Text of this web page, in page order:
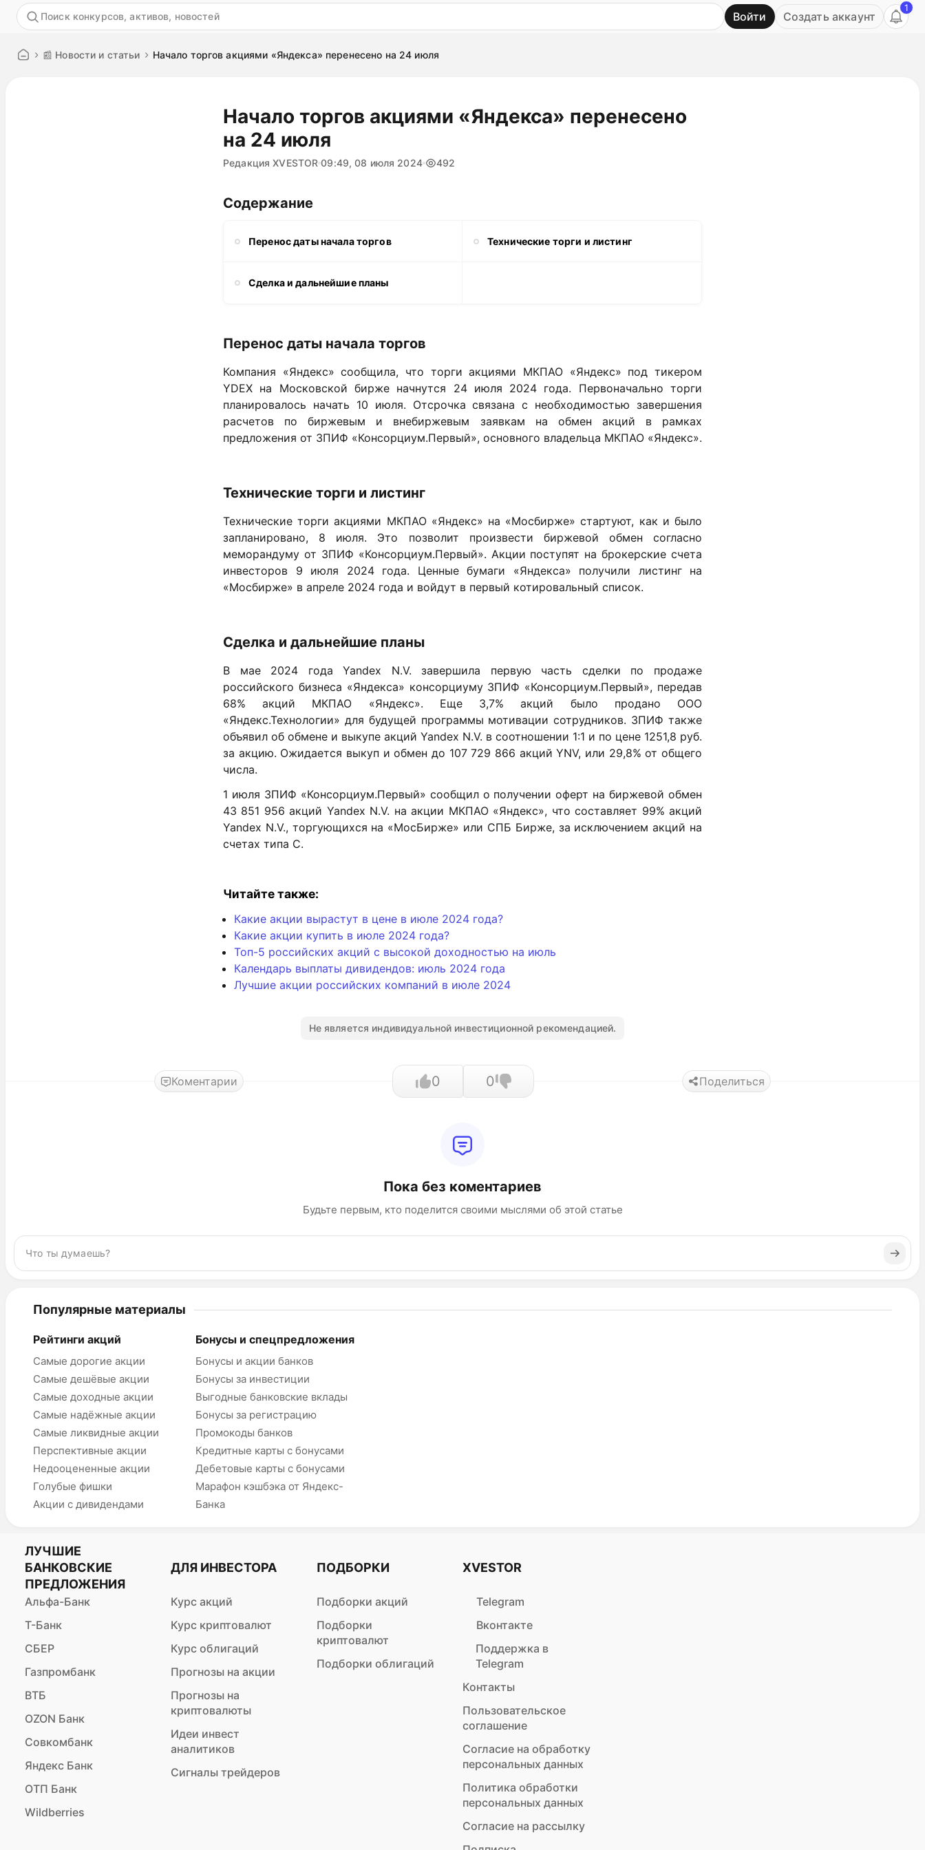
Войти Создать аккаунт
1
📰 Новости и статьи Начало торгов акциями «Яндекса» перенесено на 24 июля
Начало торгов акциями «Яндекса» перенесено
на 24 июля
Редакция XVESTOR 09:49, 08 июля 2024 492
Содержание
Перенос даты начала торгов Технические торги и листинг
Сделка и дальнейшие планы
Перенос даты начала торгов
Компания «Яндекс» сообщила, что торги акциями МКПАО «Яндекс» под тикером
YDEX на Московской бирже начнутся 24 июля 2024 года. Первоначально торги
планировалось начать 10 июля. Отсрочка связана с необходимостью завершения
расчетов по биржевым и внебиржевым заявкам на обмен акций в рамках
предложения от ЗПИФ «Консорциум.Первый», основного владельца МКПАО «Яндекс».
Технические торги и листинг
Технические торги акциями МКПАО «Яндекс» на «Мосбирже» стартуют, как и было
запланировано, 8 июля. Это позволит произвести биржевой обмен согласно
меморандуму от ЗПИФ «Консорциум.Первый». Акции поступят на брокерские счета
инвесторов 9 июля 2024 года. Ценные бумаги «Яндекса» получили листинг на
«Мосбирже» в апреле 2024 года и войдут в первый котировальный список.
Сделка и дальнейшие планы
В мае 2024 года Yandex N.V. завершила первую часть сделки по продаже
российского бизнеса «Яндекса» консорциуму ЗПИФ «Консорциум.Первый», передав
68% акций МКПАО «Яндекс». Еще 3,7% акций было продано ООО
«Яндекс.Технологии» для будущей программы мотивации сотрудников. ЗПИФ также
объявил об обмене и выкупе акций Yandex N.V. в соотношении 1:1 и по цене 1251,8 руб.
за акцию. Ожидается выкуп и обмен до 107 729 866 акций YNV, или 29,8% от общего
числа.
1 июля ЗПИФ «Консорциум.Первый» сообщил о получении оферт на биржевой обмен
43 851 956 акций Yandex N.V. на акции МКПАО «Яндекс», что составляет 99% акций
Yandex N.V., торгующихся на «МосБирже» или СПБ Бирже, за исключением акций на
счетах типа С.
Читайте также:
Какие акции вырастут в цене в июле 2024 года?
Какие акции купить в июле 2024 года?
Топ-5 российских акций с высокой доходностью на июль
Календарь выплаты дивидендов: июль 2024 года
Лучшие акции российских компаний в июле 2024
Не является индивидуальной инвестиционной рекомендацией.
Коментарии 0 0 Поделиться
Пока без коментариев
Будьте первым, кто поделится своими мыслями об этой статье
Популярные материалы
Рейтинги акций
Самые дорогие акции
Самые дешёвые акции
Самые доходные акции
Самые надёжные акции
Самые ликвидные акции
Перспективные акции
Недооцененные акции
Голубые фишки
Акции с дивидендами
Бонусы и спецпредложения
Бонусы и акции банков
Бонусы за инвестиции
Выгодные банковские вклады
Бонусы за регистрацию
Промокоды банков
Кредитные карты с бонусами
Дебетовые карты с бонусами
Марафон кэшбэка от Яндекс-
Банка
ЛУЧШИЕ
БАНКОВСКИЕ
ПРЕДЛОЖЕНИЯ
Альфа-Банк
Т-Банк
СБЕР
Газпромбанк
ВТБ
OZON Банк
Совкомбанк
Яндекс Банк
ОТП Банк
Wildberries
ДЛЯ ИНВЕСТОРА
Курс акций
Курс криптовалют
Курс облигаций
Прогнозы на акции
Прогнозы на
криптовалюты
Идеи инвест
аналитиков
Сигналы трейдеров
ПОДБОРКИ
Подборки акций
Подборки
криптовалют
Подборки облигаций
XVESTOR
Telegram
Вконтакте
Поддержка в
Telegram
Контакты
Пользовательское
соглашение
Согласие на обработку
персональных данных
Политика обработки
персональных данных
Согласие на рассылку